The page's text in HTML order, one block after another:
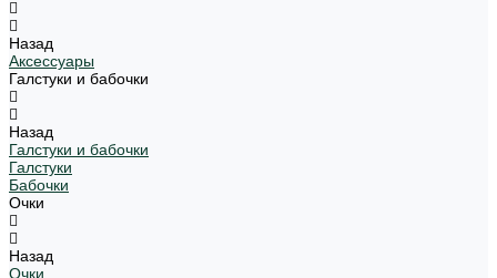
Назад
Аксессуары
Галстуки и бабочки
Назад
Галстуки и бабочки
Галстуки
Бабочки
Очки
Назад
Очки